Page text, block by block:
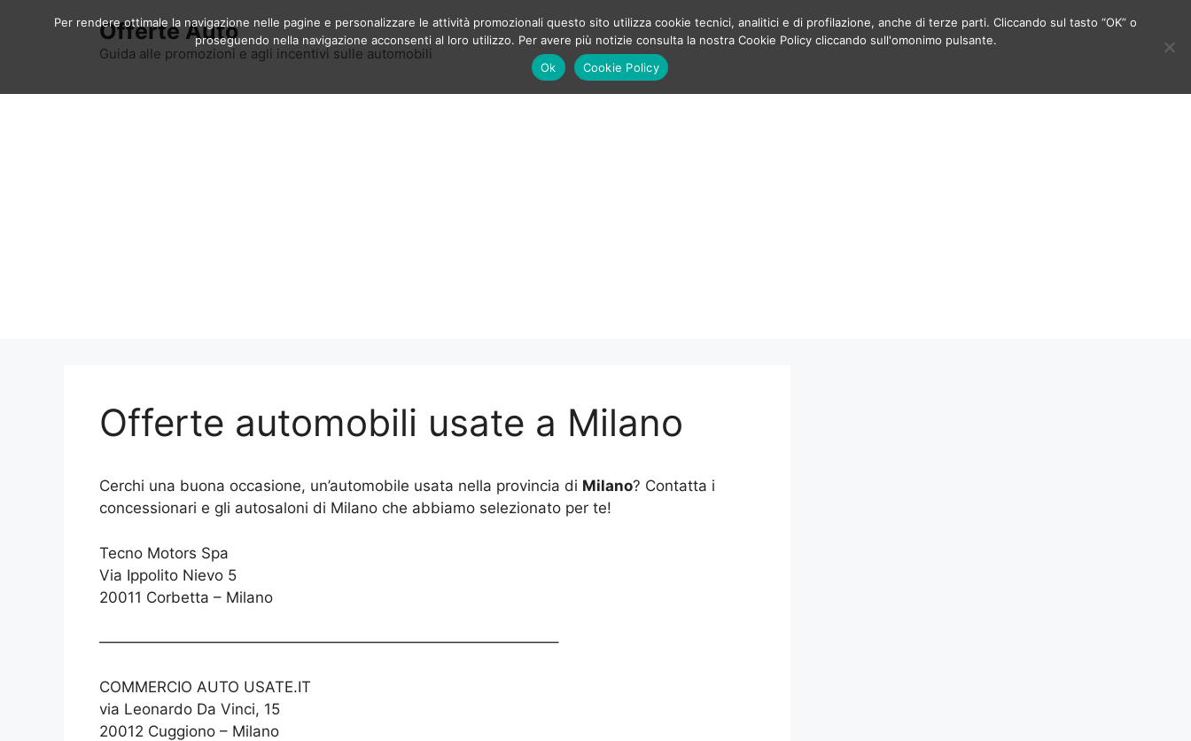
Offerte Auto
Guida alle promozioni e agli incentivi sulle automobili
Offerte automobili usate a Milano
Cerchi una buona occasione, un’automobile usata nella provincia di Milano? Contatta i
concessionari e gli autosaloni di Milano che abbiamo selezionato per te!
Tecno Motors Spa
Via Ippolito Nievo 5
20011 Corbetta – Milano
——————————————————————————————–
COMMERCIO AUTO USATE.IT
via Leonardo Da Vinci, 15
20012 Cuggiono – Milano
Per rendere ottimale la navigazione nelle pagine e personalizzare le attività promozionali questo sito utilizza cookie tecnici, analitici e di profilazione, anche di terze parti. Cliccando sul tasto “OK” o
proseguendo nella navigazione acconsenti al loro utilizzo. Per avere più notizie consulta la nostra Cookie Policy cliccando sull'omonimo pulsante.
Ok
Cookie Policy